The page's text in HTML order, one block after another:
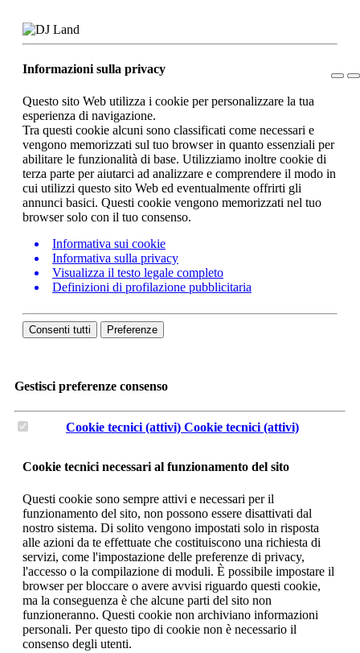
Informazioni sulla privacy
Questo sito Web utilizza i cookie per personalizzare la tua
esperienza di navigazione.
Tra questi cookie alcuni sono classificati come necessari e
vengono memorizzati sul tuo browser in quanto essenziali per
abilitare le funzionalità di base. Utilizziamo inoltre cookie di
terza parte per aiutarci ad analizzare e comprendere il modo in
cui utilizzi questo sito Web ed eventualmente offrirti gli
annunci basici. Questi cookie vengono memorizzati nel tuo
browser solo con il tuo consenso.
Informativa sui cookie
Informativa sulla privacy
Visualizza il testo legale completo
Definizioni di profilazione pubblicitaria
Consenti tutti Preferenze
Gestisci preferenze consenso
Cookie tecnici (attivi) Cookie tecnici (attivi)
Cookie tecnici necessari al funzionamento del sito
Questi cookie sono sempre attivi e necessari per il
funzionamento del sito, non possono essere disattivati dal
nostro sistema. Di solito vengono impostati solo in risposta
alle azioni da te effettuate che costituiscono una richiesta di
servizi, come l'impostazione delle preferenze di privacy,
l'accesso o la compilazione di moduli. È possibile impostare il
browser per bloccare o avere avvisi riguardo questi cookie,
ma la conseguenza è che alcune parti del sito non
funzioneranno. Questi cookie non archiviano informazioni
personali. Per questo tipo di cookie non è necessario il
consenso degli utenti.